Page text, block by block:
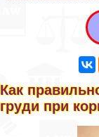
Как
гpyди при